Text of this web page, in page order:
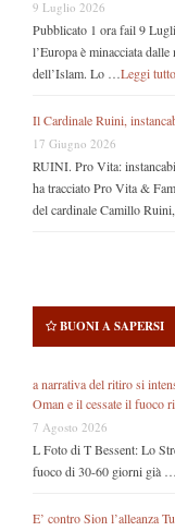
9 Luglio 2026
Pubblicato 1 ora fail 9
l’Europa è minacciata
dell’Islam. Lo … Leggi
Il Cardinale Ruini,
17 Giugno 2026
RUINI. Pro Vita:
ha tracciato Pro Vita &
del cardinale Camillo
BUONI A SAPERSI
a narrativa del ritiro si
Oman e il cessate il fuoco
7 Agosto 2026
L Foto di T Bessent: Lo
fuoco di 30-60 giorni già …
E’ contro Sion l’alleanza